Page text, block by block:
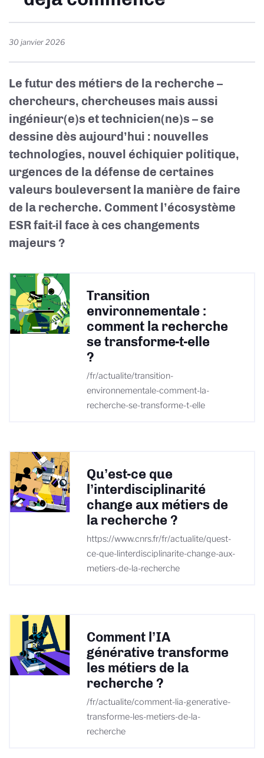
30 janvier 2026
Le futur des métiers de la recherche –
chercheurs, chercheuses mais aussi
ingénieur(e)s et technicien(ne)s – se
dessine dès aujourd’hui : nouvelles
technologies, nouvel échiquier politique,
urgences de la défense de certaines
valeurs bouleversent la manière de faire
de la recherche. Comment l’écosystème
ESR fait-il face à ces changements
majeurs ?
Transition
environnementale :
comment la recherche
se transforme-t-elle
?
/fr/actualite/transition-
environnementale-comment-la-
recherche-se-transforme-t-elle
Qu’est-ce que
l’interdisciplinarité
change aux métiers de
la recherche ?
https://www.cnrs.fr/fr/actualite/quest-
ce-que-linterdisciplinarite-change-aux-
metiers-de-la-recherche
Comment l’IA
générative transforme
les métiers de la
recherche ?
/fr/actualite/comment-lia-generative-
transforme-les-metiers-de-la-
recherche